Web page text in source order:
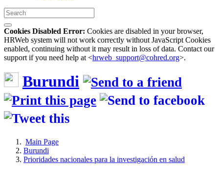
Cookies Disabled Error: Cookies are disabled in your browser,
HRWeb system will not work correctly without JavaScript Cookies
enabled, continuing without it may result in loss of data. Contact our
support if you need help at <hrweb_support@cohred.org>.
Burundi
Main Page
Burundi
Prioridades nacionales para la investigación en salud